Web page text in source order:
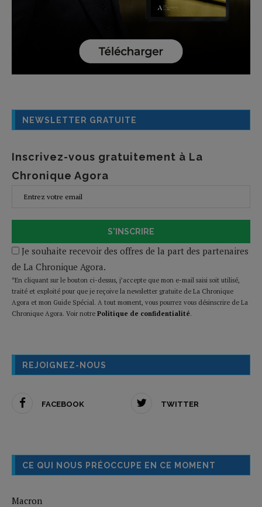
NEWSLETTER GRATUITE
Inscrivez-vous gratuitement à La
Chronique Agora
S'INSCRIRE
Je souhaite recevoir des offres de la part des partenaires
de La Chronique Agora.
*En cliquant sur le bouton ci-dessus, j’accepte que mon e-mail saisi soit utilisé,
traité et exploité pour que je reçoive la newsletter gratuite de La Chronique
Agora et mon Guide Spécial. A tout moment, vous pourrez vous désinscrire de La
Chronique Agora. Voir notre Politique de confidentialité.
REJOIGNEZ-NOUS
FACEBOOK TWITTER
CE QUI NOUS PRÉOCCUPE EN CE MOMENT
Macron